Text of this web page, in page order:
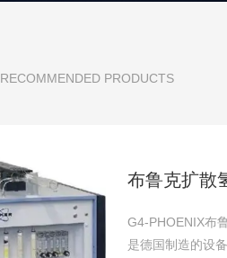
RECOMMENDED PRODUCTS
布鲁克扩散
G4-PHOENIX布
是德国制造的设